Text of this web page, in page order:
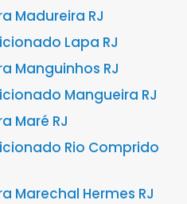
Madureira RJ
Lapa RJ
Manguinhos RJ
Mangueira RJ
Maré RJ
Rio Comprido
Marechal Hermes RJ